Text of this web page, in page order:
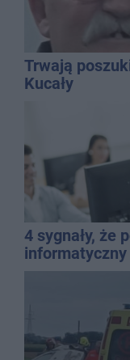
Trwają
Kucały
4 sygnały, że
informatyczny